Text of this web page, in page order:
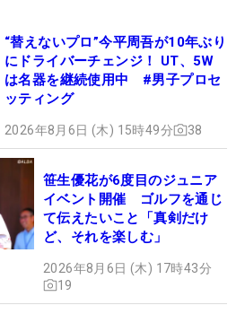
“替えないプロ”今平周吾が10年ぶり
にドライバーチェンジ！ UT、5W
は名器を継続使用中 #男子プロセ
ッティング
2026年8月6日 (木) 15時49分 38
笹生優花が6度目のジュニア
イベント開催 ゴルフを通じ
て伝えたいこと「真剣だけ
ど、それを楽しむ」
2026年8月6日 (木) 17時43分
19